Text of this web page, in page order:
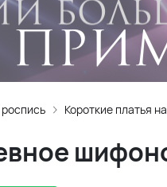
Короткие платья